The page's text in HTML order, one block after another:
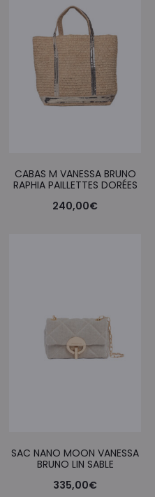
CABAS M VANESSA BRUNO
RAPHIA PAILLETTES DORÉES
240,00€
SAC NANO MOON VANESSA
BRUNO LIN SABLE
335,00€